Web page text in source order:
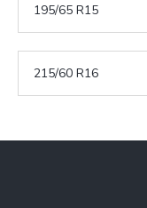
195/65 R15
215/60 R16